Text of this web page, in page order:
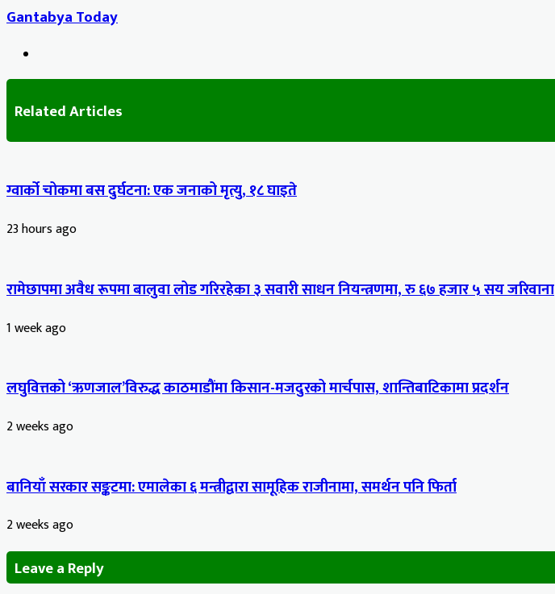
Gantabya Today
Related Articles
ग्वार्को चोकमा बस दुर्घटना: एक जनाको मृत्यु, १८ घाइते
23 hours ago
रामेछापमा अवैध रूपमा बालुवा लोड गरिरहेका ३ सवारी साधन नियन्त्रणमा, रु ६७ हजार ५ सय जरिवाना
1 week ago
लघुवित्तको ‘ऋणजाल’विरुद्ध काठमाडौंमा किसान-मजदुरको मार्चपास, शान्तिबाटिकामा प्रदर्शन
2 weeks ago
बानियाँ सरकार सङ्कटमा: एमालेका ६ मन्त्रीद्वारा सामूहिक राजीनामा, समर्थन पनि फिर्ता
2 weeks ago
Leave a Reply